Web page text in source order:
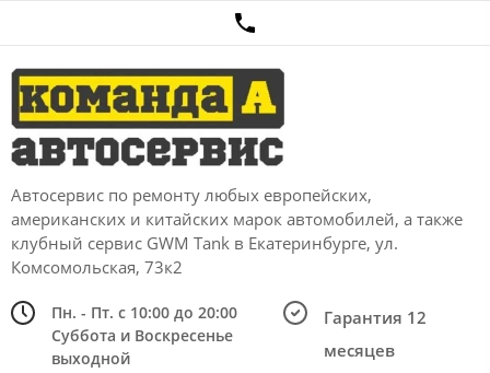
Автосервис по ремонту любых европейских,
американских и китайских марок автомобилей, а также
клубный сервис GWM Tank в Екатеринбурге, ул.
Комсомольская, 73к2
Пн. - Пт. с 10:00 до 20:00
Суббота и Воскресенье
выходной
Гарантия 12
месяцев